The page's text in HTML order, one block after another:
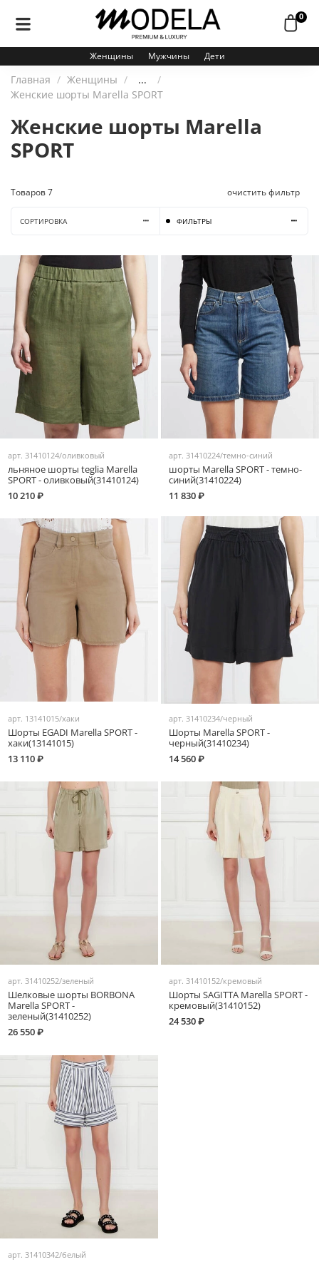
0
Женщины Мужчины Дети
Главная Женщины
...
Женские шорты Marella SPORT
Женские шорты Marella
SPORT
Товаров7 очистить фильтр
СОРТИРОВКА ФИЛЬТРЫ
арт. 31410124/оливковый
льняное шорты teglia Marella
SPORT - оливковый(31410124)
10 210 ₽
арт. 31410224/темно-синий
шорты Marella SPORT - темно-
синий(31410224)
11 830 ₽
арт. 13141015/хаки
Шорты EGADI Marella SPORT -
хаки(13141015)
13 110 ₽
арт. 31410234/черный
Шорты Marella SPORT -
черный(31410234)
14 560 ₽
арт.31410252/зеленый
Шелковые шорты BORBONA
Marella SPORT -
зеленый(31410252)
26 550 ₽
арт. 31410152/кремовый
Шорты SAGITTA Marella SPORT -
кремовый(31410152)
24 530 ₽
арт.31410342/белый